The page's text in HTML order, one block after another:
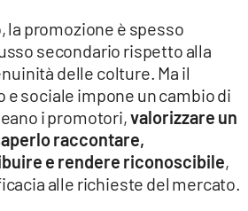
promozione è spesso
secondario rispetto alla
delle colture. Ma il
sociale impone un cambio di
i promotori,valorizzare un
raccontare,
e rendere riconoscibile,
alle richieste del mercato.